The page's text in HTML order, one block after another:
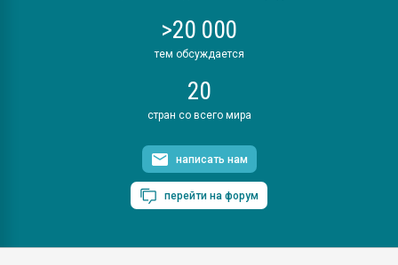
>20 000
тем обсуждается
20
стран со всего мира
написать нам
перейти на форум